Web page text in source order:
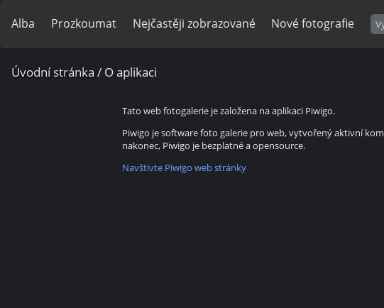
Alba Prozkoumat Nejčastěji zobrazované Nové fotografie
Úvodní stránka / O aplikaci
Tato web fotogalerie je založena na aplikaci Piwigo.
Piwigo je software foto galerie pro web, vytvořený aktivní
nakonec, Piwigo je bezplatné a opensource.
Navštivte Piwigo web stránky